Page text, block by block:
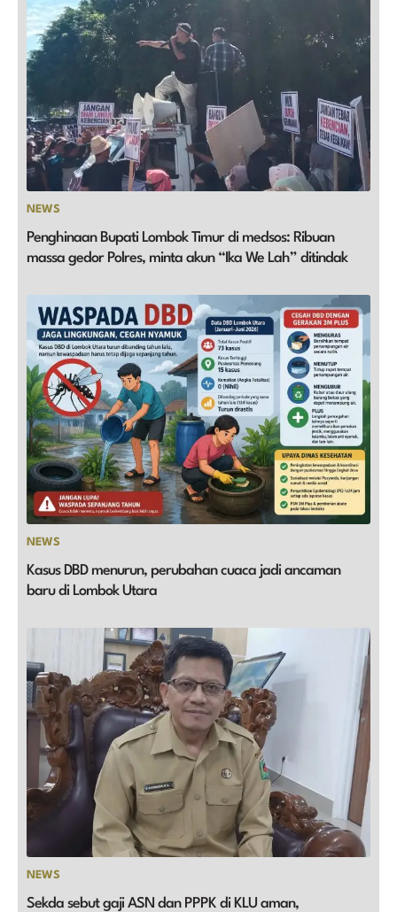
NEWS
Penghinaan Bupati Lombok Timur di medsos: Ribuan
massa gedor Polres, minta akun “Ika We Lah” ditindak
NEWS
Kasus DBD menurun, perubahan cuaca jadi ancaman
baru di Lombok Utara
NEWS
Sekda sebut gaji ASN dan PPPK di KLU aman,